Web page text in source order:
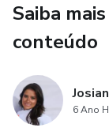
Saiba
conteúdo
6 Ano